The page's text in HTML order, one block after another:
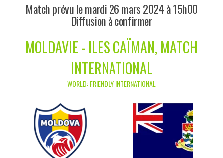
Match prévu le mardi 26 mars 2024 à 15h00
Diffusion à confirmer
MOLDAVIE - ILES CAÏMAN, MATCH
INTERNATIONAL
WORLD: FRIENDLY INTERNATIONAL